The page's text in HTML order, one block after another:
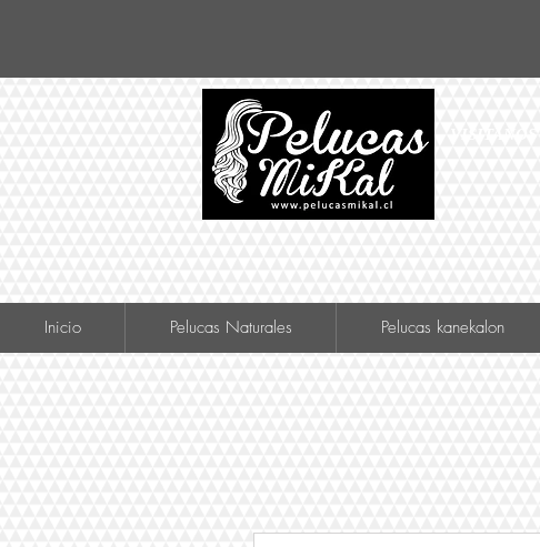
Inicio Pelucas Naturales Pelucas kanekalon